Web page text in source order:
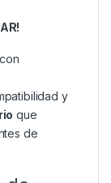
y
que
de